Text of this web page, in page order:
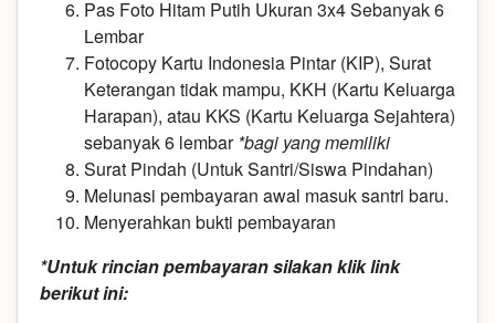
Pas Foto Hitam Putih Ukuran 3x4 Sebanyak 6
Lembar
Fotocopy Kartu Indonesia Pintar (KIP), Surat
Keterangan tidak mampu, KKH (Kartu Keluarga
Harapan), atau KKS (Kartu Keluarga Sejahtera)
sebanyak 6 lembar *bagi yang memiliki
Surat Pindah (Untuk Santri/Siswa Pindahan)
Melunasi pembayaran awal masuk santri baru.
Menyerahkan bukti pembayaran
*Untuk rincian pembayaran silakan klik link
berikut ini: